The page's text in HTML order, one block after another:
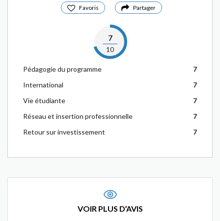
Favoris Partager
7
10
Pédagogie du programme
7
International
7
Vie étudiante
7
Réseau et insertion professionnelle
7
Retour sur investissement
7
VOIR PLUS D’AVIS